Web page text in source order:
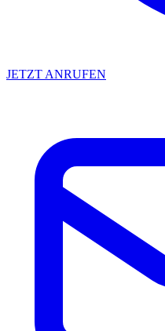
JETZT ANRUFEN